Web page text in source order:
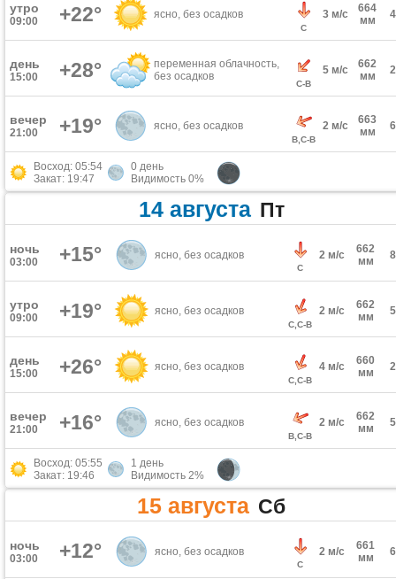
утро
09:00 +22° ясно, без осадков
С
3 м/с
664
мм
день
15:00 +28°
переменная облачность,
без осадков
С-В
5 м/с
662
мм
вечер
21:00 +19° ясно, без осадков
В,С-В
2 м/с
663
мм
Восход: 05:54
Закат: 19:47
0 день
Видимость 0%
14 августа Пт
ночь
03:00 +15° ясно, без осадков
С
2 м/с
662
мм
утро
09:00 +19° ясно, без осадков
С,С-В
2 м/с
662
мм
день
15:00 +26° ясно, без осадков
С,С-В
4 м/с
660
мм
вечер
21:00 +16° ясно, без осадков
В,С-В
2 м/с
662
мм
Восход: 05:55
Закат: 19:46
1 день
Видимость 2%
15 августа Сб
ночь
03:00 +12° ясно, без осадков
С
2 м/с
661
мм